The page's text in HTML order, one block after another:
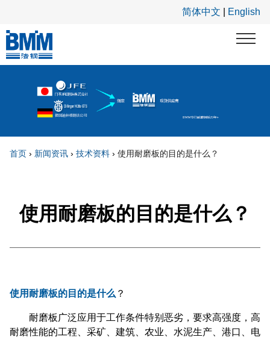
简体中文 English
首页 › 新闻资讯 › 技术资料 › 使用耐磨板的目的是什么？
使用耐磨板的目的是什么？
使用耐磨板的目的是什么 ？
耐磨板广泛应用于工作条件特别恶劣，要求高强度，高
耐磨性能的工程、采矿、建筑、农业、水泥生产、港口、电